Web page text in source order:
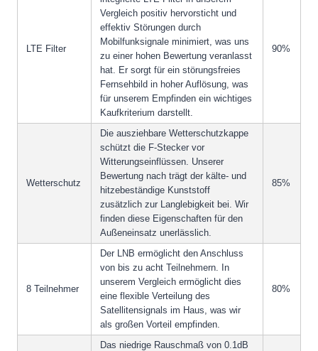
LTE Filter
Vergleich positiv hervorsticht und
effektiv Störungen durch
Mobilfunksignale minimiert, was uns
zu einer hohen Bewertung veranlasst
hat. Er sorgt für ein störungsfreies
Fernsehbild in hoher Auflösung, was
für unserem Empfinden ein wichtiges
Kaufkriterium darstellt.
90%
Wetterschutz
Die ausziehbare Wetterschutzkappe
schützt die F-Stecker vor
Witterungseinflüssen. Unserer
Bewertung nach trägt der kälte- und
hitzebeständige Kunststoff
zusätzlich zur Langlebigkeit bei. Wir
finden diese Eigenschaften für den
Außeneinsatz unerlässlich.
85%
8 Teilnehmer
Der LNB ermöglicht den Anschluss
von bis zu acht Teilnehmern. In
unserem Vergleich ermöglicht dies
eine flexible Verteilung des
Satellitensignals im Haus, was wir
als großen Vorteil empfinden.
80%
Das niedrige Rauschmaß von 0.1dB